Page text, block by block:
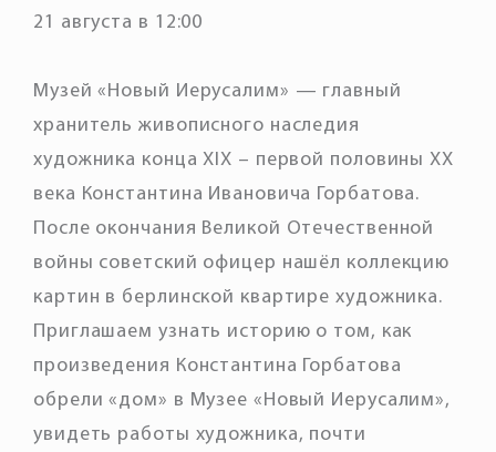
21 августа в 12:00
Музей «Новый Иерусалим» — главный
хранитель живописного наследия
художника конца XIX – первой половины XX
века Константина Ивановича Горбатова.
После окончания Великой Отечественной
войны советский офицер нашёл коллекцию
картин в берлинской квартире художника.
Приглашаем узнать историю о том, как
произведения Константина Горбатова
обрели «дом» в Музее «Новый Иерусалим»,
увидеть работы художника, почти